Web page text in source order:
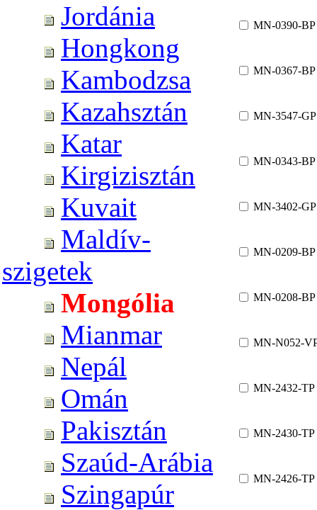
Jordánia
Hongkong
Kambodzsa
Kazahsztán
Katar
Kirgizisztán
Kuvait
Maldív-
szigetek
Mongólia
Mianmar
Nepál
Omán
Pakisztán
Szaúd-Arábia
Szingapúr
MN-0390-BP
MN-0367-BP
MN-3547-GP
MN-0343-BP
MN-3402-GP
MN-0209-BP
MN-0208-BP
MN-N052-
MN-2432-TP
MN-2430-TP
MN-2426-TP